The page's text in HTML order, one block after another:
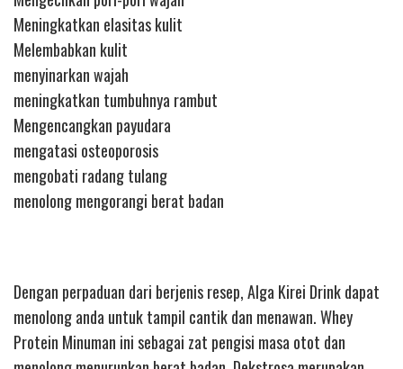
Meningkatkan elasitas kulit
Melembabkan kulit
menyinarkan wajah
meningkatkan tumbuhnya rambut
Mengencangkan payudara
mengatasi osteoporosis
mengobati radang tulang
menolong mengorangi berat badan
Dengan perpaduan dari berjenis resep, Alga Kirei Drink dapat
menolong anda untuk tampil cantik dan menawan. Whey
Protein Minuman ini sebagai zat pengisi masa otot dan